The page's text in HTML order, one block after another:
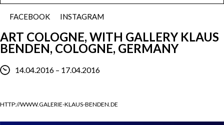
INSTAGRAM
FACEBOOK
ART COLOGNE, WITH GALLERY KLAUS
BENDEN, COLOGNE, GERMANY
14.04.2016 – 17.04.2016
HTTP://WWW.GALERIE-KLAUS-BENDEN.DE